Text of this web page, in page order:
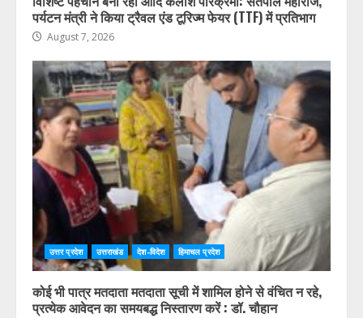
पर्यटन मंत्री ने किया ट्रैवल एंड टूरिज्म फेयर (TTF) में प्रतिभाग
August 7, 2026
उत्तर प्रदेश उत्तराखंड देश-विदेश हिमाचल प्रदेश
कोई भी पात्र मतदाता मतदाता सूची में शामिल होने से वंचित न रहे,
प्रत्येक आवेदन का समयबद्ध निस्तारण करें : डॉ. चौहान